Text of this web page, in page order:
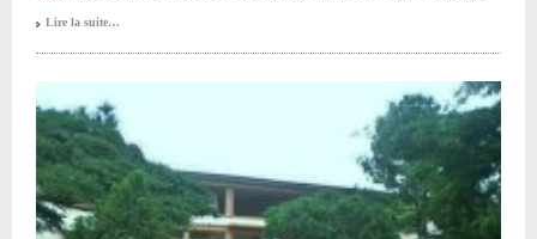
Familles,
en
images
du
Séminaire
de
Yaoundé
Lire la suite…